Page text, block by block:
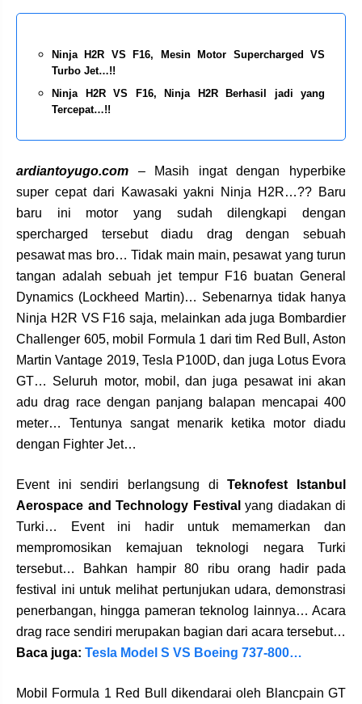
Ninja H2R VS F16, Mesin Motor Supercharged VS
Turbo Jet…!!
Ninja H2R VS F16, Ninja H2R Berhasil jadi yang
Tercepat…!!
ardiantoyugo.com – Masih ingat dengan hyperbike
super cepat dari Kawasaki yakni Ninja H2R…?? Baru
baru ini motor yang sudah dilengkapi dengan
spercharged tersebut diadu drag dengan sebuah
pesawat mas bro… Tidak main main, pesawat yang turun
tangan adalah sebuah jet tempur F16 buatan General
Dynamics (Lockheed Martin)… Sebenarnya tidak hanya
Ninja H2R VS F16 saja, melainkan ada juga Bombardier
Challenger 605, mobil Formula 1 dari tim Red Bull, Aston
Martin Vantage 2019, Tesla P100D, dan juga Lotus Evora
GT… Seluruh motor, mobil, dan juga pesawat ini akan
adu drag race dengan panjang balapan mencapai 400
meter… Tentunya sangat menarik ketika motor diadu
dengan Fighter Jet…
Event ini sendiri berlangsung diTeknofest Istanbul
Aerospace and Technology Festival yang diadakan di
Turki… Event ini hadir untuk memamerkan dan
mempromosikan kemajuan teknologi negara Turki
tersebut… Bahkan hampir 80 ribu orang hadir pada
festival ini untuk melihat pertunjukan udara, demonstrasi
penerbangan, hingga pameran teknolog lainnya… Acara
drag race sendiri merupakan bagian dari acara tersebut…
Baca juga: Tesla Model S VS Boeing 737-800…
Mobil Formula 1 Red Bull dikendarai oleh Blancpain GT